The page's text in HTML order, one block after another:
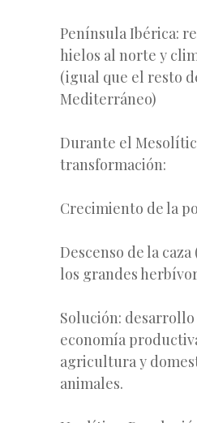
Península Ibérica:
hielos al norte y
(igual que el resto
Mediterráneo)
Durante el
transformación:
Crecimiento de la
Descenso de la
los grandes
Solución:
economía
agricultura y
animales.